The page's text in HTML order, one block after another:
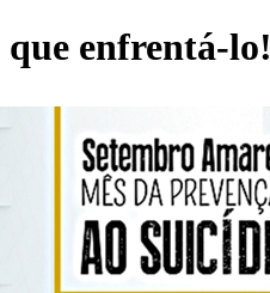
que enfrentá-lo!